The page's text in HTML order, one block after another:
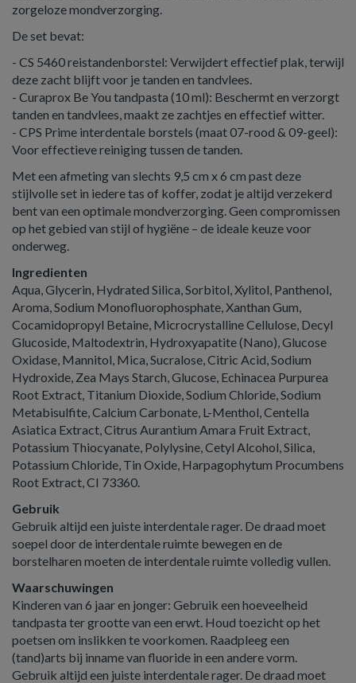
zorgeloze mondverzorging.
De set bevat:
- CS 5460 reistandenborstel: Verwijdert effectief plak, terwijl
deze zacht blijft voor je tanden en tandvlees.
- Curaprox Be You tandpasta (10 ml): Beschermt en verzorgt
tanden en tandvlees, maakt ze zachtjes en effectief witter.
- CPS Prime interdentale borstels (maat 07-rood & 09-geel):
Voor effectieve reiniging tussen de tanden.
Met een afmeting van slechts 9,5 cm x 6 cm past deze
stijlvolle set in iedere tas of koffer, zodat je altijd verzekerd
bent van een optimale mondverzorging. Geen compromissen
op het gebied van stijl of hygiëne – de ideale keuze voor
onderweg.
Ingredienten
Aqua, Glycerin, Hydrated Silica, Sorbitol, Xylitol, Panthenol,
Aroma, Sodium Monofluorophosphate, Xanthan Gum,
Cocamidopropyl Betaine, Microcrystalline Cellulose, Decyl
Glucoside, Maltodextrin, Hydroxyapatite (Nano), Glucose
Oxidase, Mannitol, Mica, Sucralose, Citric Acid, Sodium
Hydroxide, Zea Mays Starch, Glucose, Echinacea Purpurea
Root Extract, Titanium Dioxide, Sodium Chloride, Sodium
Metabisulfite, Calcium Carbonate, L-Menthol, Centella
Asiatica Extract, Citrus Aurantium Amara Fruit Extract,
Potassium Thiocyanate, Polylysine, Cetyl Alcohol, Silica,
Potassium Chloride, Tin Oxide, Harpagophytum Procumbens
Root Extract, CI 73360.
Gebruik
Gebruik altijd een juiste interdentale rager. De draad moet
soepel door de interdentale ruimte bewegen en de
borstelharen moeten de interdentale ruimte volledig vullen.
Waarschuwingen
Kinderen van 6 jaar en jonger: Gebruik een hoeveelheid
tandpasta ter grootte van een erwt. Houd toezicht op het
poetsen om inslikken te voorkomen. Raadpleeg een
(tand)arts bij inname van fluoride in een andere vorm.
Gebruik altijd een juiste interdentale rager. De draad moet